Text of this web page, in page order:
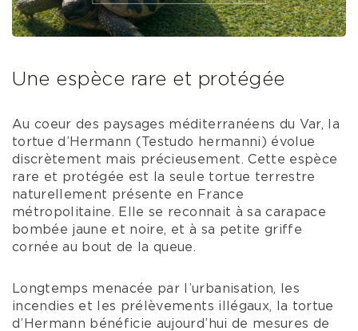
Une espèce rare et protégée
Au coeur des paysages méditerranéens du Var, la
tortue d’Hermann (Testudo hermanni) évolue
discrètement mais précieusement. Cette espèce
rare et protégée est la seule tortue terrestre
naturellement présente en France
métropolitaine. Elle se reconnait à sa carapace
bombée jaune et noire, et à sa petite griffe
cornée au bout de la queue.
Longtemps menacée par l’urbanisation, les
incendies et les prélèvements illégaux, la tortue
d’Hermann bénéficie aujourd’hui de mesures de